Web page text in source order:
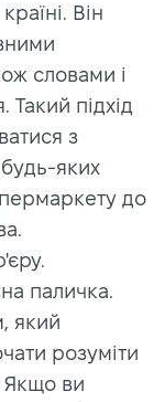
Він
словами і
підхід
з
яких
до
паличка.
який
розуміти
Якщо ви